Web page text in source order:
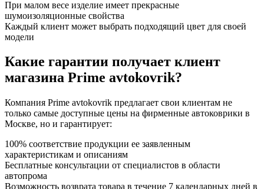
При малом весе изделие имеет прекрасные
шумоизоляционные свойства
Каждый клиент может выбрать подходящий цвет для своей
модели
Какие гарантии получает клиент
магазина Prime avtokovrik?
Компания Prime avtokovrik предлагает свои клиентам не
только самые доступные цены на фирменные автоковрики в
Москве, но и гарантирует:
100% соответствие продукции ее заявленным
характеристикам и описаниям
Бесплатные консультации от специалистов в области
автопрома
Возможность возврата товара в течение 7 календарных дней в